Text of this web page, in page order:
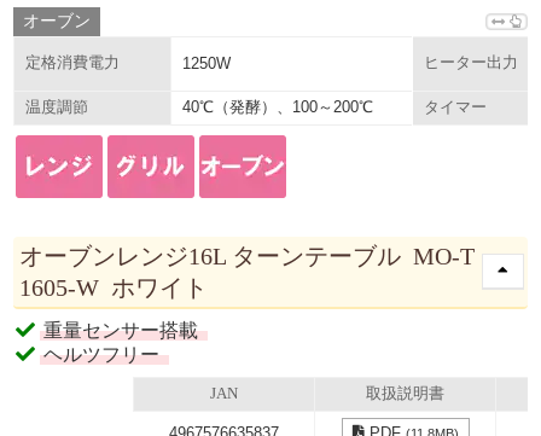
オーブン
定格消費電力 1250W ヒーター出力
温度調節 40℃（発酵）、100～200℃ タイマー
オーブンレンジ16L ターンテーブル MO-T
1605-W ホワイト
重量センサー搭載
ヘルツフリー
JAN 取扱説明書